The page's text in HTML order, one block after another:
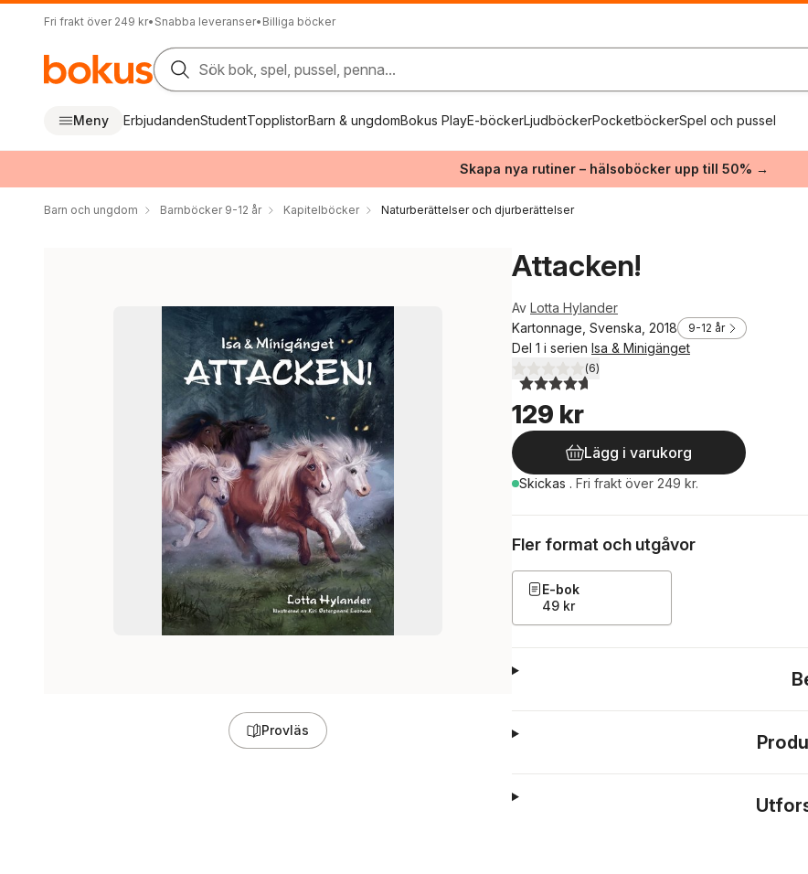
Fri frakt över 249 kr• Snabba leveranser• Billiga böcker
Sök bok, spel, pussel, penna...
Meny ErbjudandenStudentTopplistorBarn & ungdomBokus PlayE-böckerLjudböckerPocketböckerSpel och pussel
Skapa nya rutiner – hälsoböcker upp till 50% →
Barn och ungdom Barnböcker 9-12 år Kapitelböcker Naturberättelser och djurberättelser
Provläs
Attacken!
Av Lotta Hylander
Kartonnage, Svenska, 2018
9-12 år
Del 1 i serien Isa & Minigänget
4,7utav 5 stjärnor. Totalt antal röster:
(6)
129 kr
Lägg i varukorg
Skickas . Fri frakt över 249 kr.
Fler format och utgåvor
E-bok
49 kr